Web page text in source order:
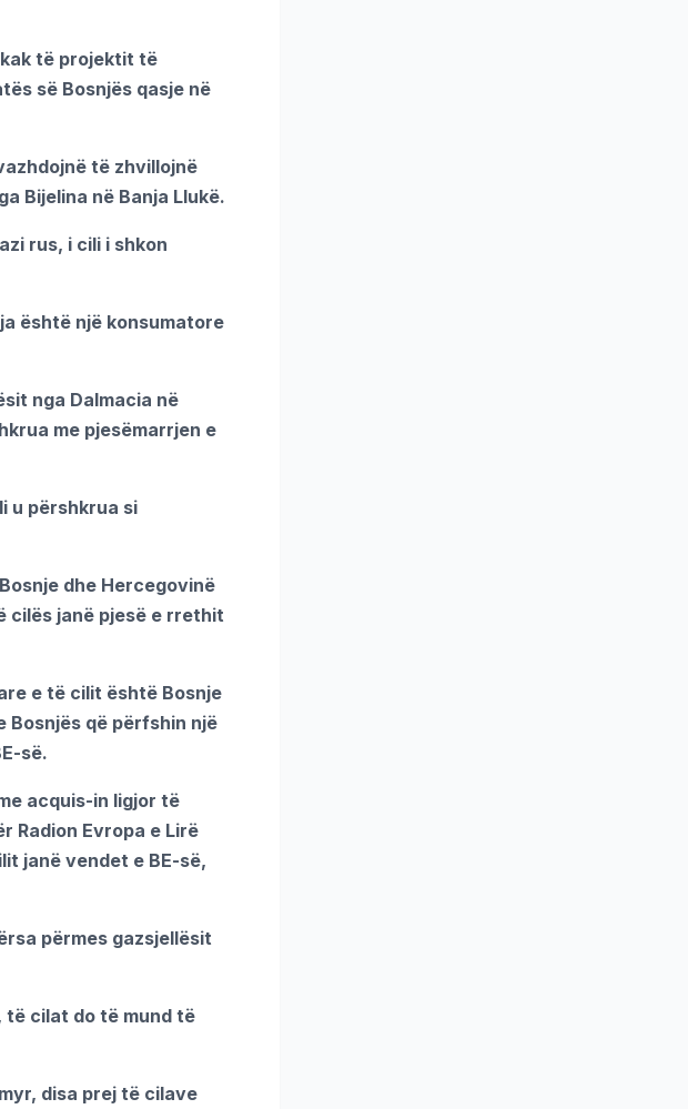
të projektit të
së Bosnjës qasje në
të zhvillojnë
Bijelina në Banja Llukë.
rus, i cili i shkon
është një konsumatore
nga Dalmacia në
me pjesëmarrjen e
u përshkrua si
dhe Hercegovinë
cilës janë pjesë e rrethit
e të cilit është Bosnje
Bosnjës që përfshin një
së.
acquis-in ligjor të
Radion Evropa e Lirë
janë vendet e BE-së,
përmes gazsjellësit
të cilat do të mund të
disa prej të cilave